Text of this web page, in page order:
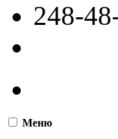
248-
Меню